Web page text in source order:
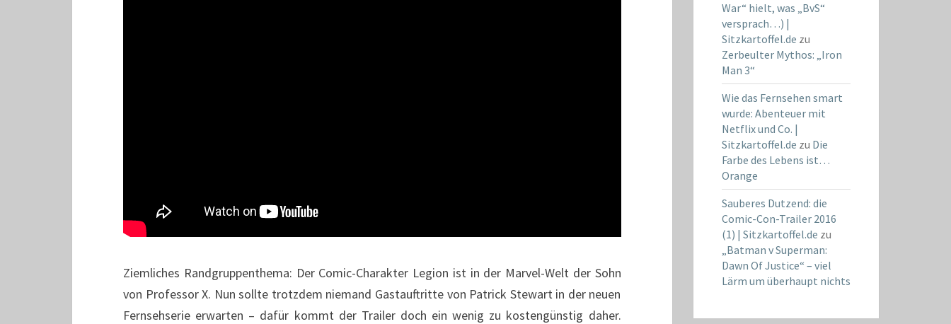
Ziemliches Randgruppenthema: Der Comic-Charakter Legion ist in der Marvel-Welt der Sohn
von Professor X. Nun sollte trotzdem niemand Gastauftritte von Patrick Stewart in der neuen
Fernsehserie erwarten – dafür kommt der Trailer doch ein wenig zu kostengünstig daher.
War“ hielt, was „BvS“
versprach…) |
Sitzkartoffel.de zu
Zerbeulter Mythos: „Iron
Man 3“
Wie das Fernsehen smart
wurde: Abenteuer mit
Netflix und Co. |
Sitzkartoffel.de zu Die
Farbe des Lebens ist…
Orange
Sauberes Dutzend: die
Comic-Con-Trailer 2016
(1) | Sitzkartoffel.de zu
„Batman v Superman:
Dawn Of Justice“ – viel
Lärm um überhaupt nichts